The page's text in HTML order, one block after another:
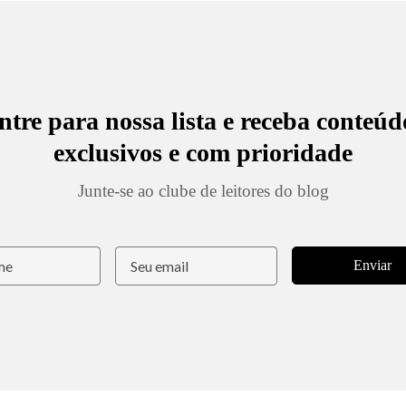
para nossa lista e receba
exclusivos e com prioridade
Junte-se ao clube de leitores do blog
Enviar